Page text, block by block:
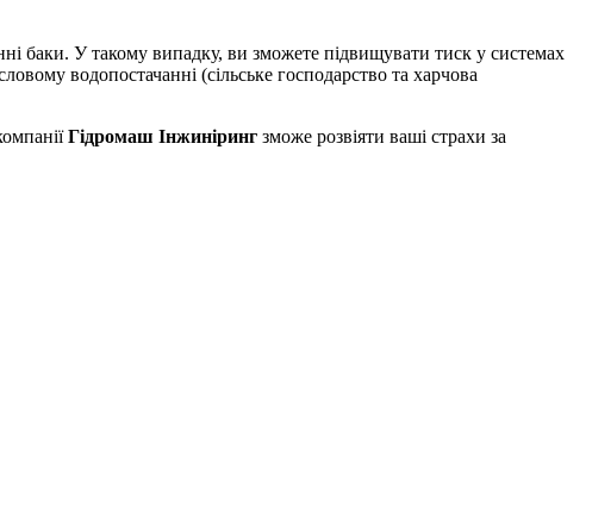
баки. У такому випадку, ви зможете підвищувати тиск у системах
водопостачанні (сільське господарство та харчова
Гідромаш Інжиніринг зможе розвіяти ваші страхи за